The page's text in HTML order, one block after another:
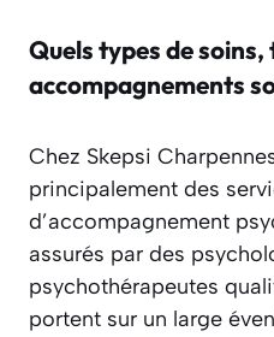
Quels types de
accompagnements
Chez Skepsi
principalement des
d’accompagnement
assurés par des
psychothérapeutes
portent sur un large